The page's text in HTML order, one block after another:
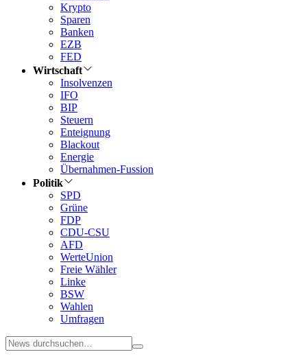
Krypto
Sparen
Banken
EZB
FED
Wirtschaft
Insolvenzen
IFO
BIP
Steuern
Enteignung
Blackout
Energie
Übernahmen-Fussion
Politik
SPD
Grüne
FDP
CDU-CSU
AFD
WerteUnion
Freie Wähler
Linke
BSW
Wahlen
Umfragen